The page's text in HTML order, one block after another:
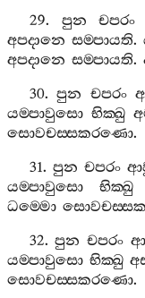
29. පුන චපරං
අපදානෙ සම‍්පායති.
අපදානෙ සම‍්පායති.
30.පුන චපරං
යම‍්පාවුසො භික‍්ඛු
සොවචස‍්සකරණො.
31. පුන චපරං
යම‍්පාවුසො
භික‍්ඛු
ධම‍්මො
32.පුන චපරං
යම‍්පාවුසො භික‍්ඛු
සොවචස‍්සකරණො.